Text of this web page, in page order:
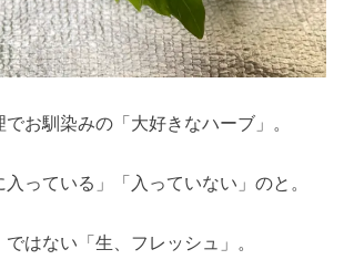
でお馴染みの「大好きなハーブ」。
っている」「入っていない」のと。
ではない「生、フレッシュ」。